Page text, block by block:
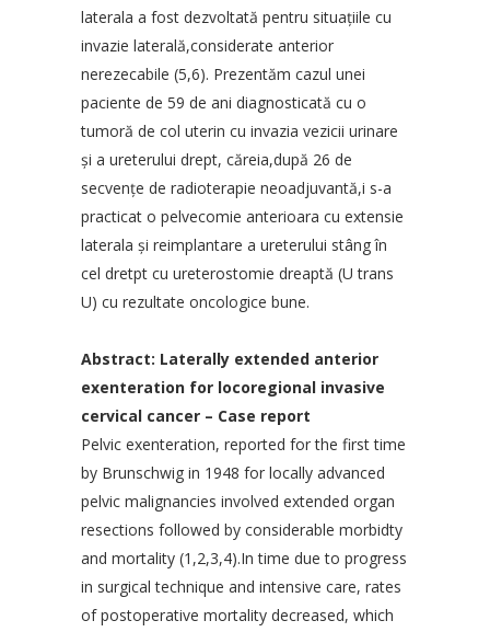
laterala a fost dezvoltată pentru situaţiile cu
invazie laterală,considerate anterior
nerezecabile (5,6). Prezentăm cazul unei
paciente de 59 de ani diagnosticată cu o
tumoră de col uterin cu invazia vezicii urinare
şi a ureterului drept, căreia,după 26 de
secvenţe de radioterapie neoadjuvantă,i s-a
practicat o pelvecomie anterioara cu extensie
laterala şi reimplantare a ureterului stâng în
cel dretpt cu ureterostomie dreaptă (U trans
U) cu rezultate oncologice bune.
Abstract: Laterally extended anterior
exenteration for locoregional invasive
cervical cancer – Case report
Pelvic exenteration, reported for the first time
by Brunschwig in 1948 for locally advanced
pelvic malignancies involved extended organ
resections followed by considerable morbidty
and mortality (1,2,3,4).In time due to progress
in surgical technique and intensive care, rates
of postoperative mortality decreased, which